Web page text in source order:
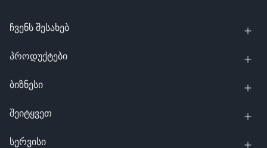
ჩვენს შესახებ
პროდუქტები
ბიზნესი
შეიტყვეთ
სერვისი